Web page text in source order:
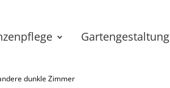
Gartengestaltung
dunkle Zimmer